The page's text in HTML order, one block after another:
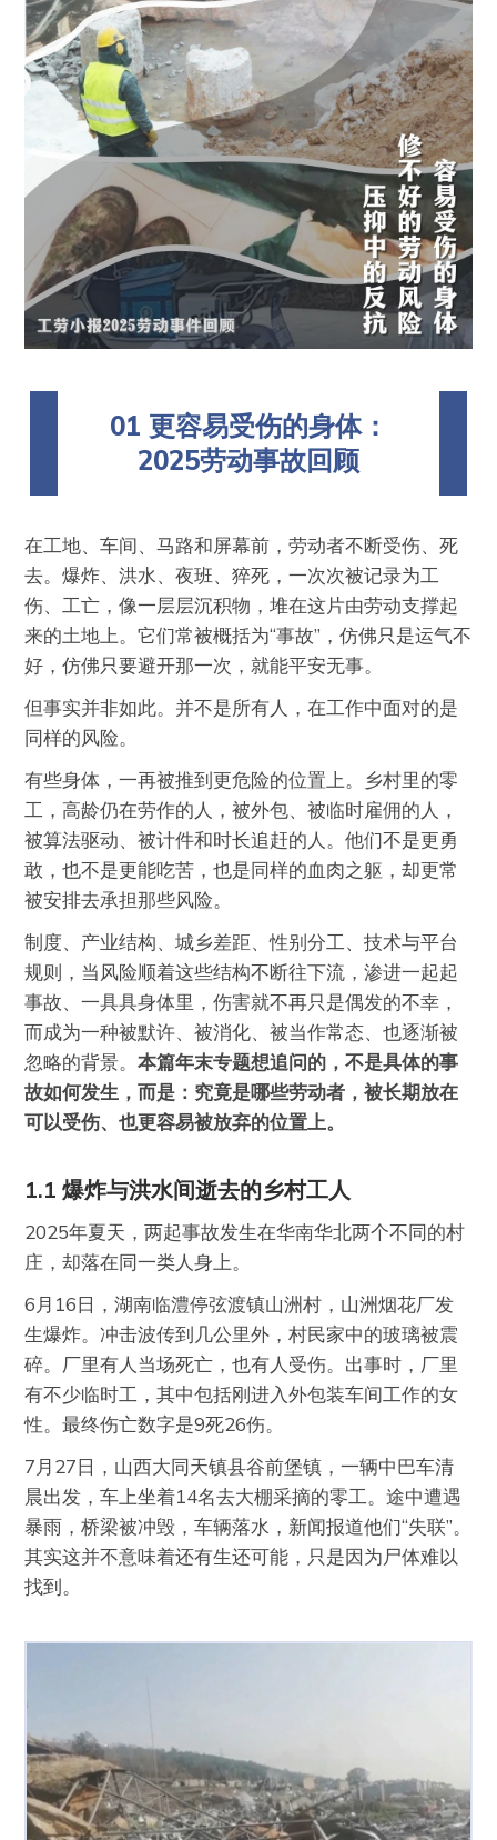
01 更容易受伤的身体：
2025劳动事故回顾
在工地、车间、马路和屏幕前，劳动者不断受伤、死
去。爆炸、洪水、夜班、猝死，一次次被记录为工
伤、工亡，像一层层沉积物，堆在这片由劳动支撑起
来的土地上。它们常被概括为“事故”，仿佛只是运气不
好，仿佛只要避开那一次，就能平安无事。
但事实并非如此。并不是所有人，在工作中面对的是
同样的风险。
有些身体，一再被推到更危险的位置上。乡村里的零
工，高龄仍在劳作的人，被外包、被临时雇佣的人，
被算法驱动、被计件和时长追赶的人。他们不是更勇
敢，也不是更能吃苦，也是同样的血肉之躯，却更常
被安排去承担那些风险。
制度、产业结构、城乡差距、性别分工、技术与平台
规则，当风险顺着这些结构不断往下流，渗进一起起
事故、一具具身体里，伤害就不再只是偶发的不幸，
而成为一种被默许、被消化、被当作常态、也逐渐被
忽略的背景。本篇年末专题想追问的，不是具体的事
故如何发生，而是：究竟是哪些劳动者，被长期放在
可以受伤、也更容易被放弃的位置上。
1.1 爆炸与洪水间逝去的乡村工人
2025年夏天，两起事故发生在华南华北两个不同的村
庄，却落在同一类人身上。
6月16日，湖南临澧停弦渡镇山洲村，山洲烟花厂发
生爆炸。冲击波传到几公里外，村民家中的玻璃被震
碎。厂里有人当场死亡，也有人受伤。出事时，厂里
有不少临时工，其中包括刚进入外包装车间工作的女
性。最终伤亡数字是9死26伤。
7月27日，山西大同天镇县谷前堡镇，一辆中巴车清
晨出发，车上坐着14名去大棚采摘的零工。途中遭遇
暴雨，桥梁被冲毁，车辆落水，新闻报道他们“失联”。
其实这并不意味着还有生还可能，只是因为尸体难以
找到。